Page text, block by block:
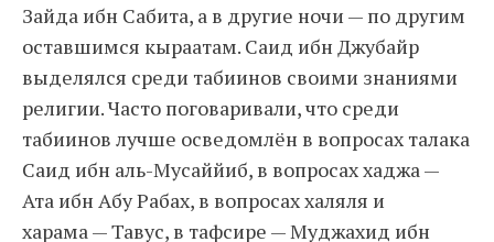
Зайда ибн Сабита, а в другие ночи — по другим
оставшимся кыраатам. Саид ибн Джубайр
выделялся среди табиинов своими знаниями
религии. Часто поговаривали, что среди
табиинов лучше осведомлён в вопросах талака
Саид ибн аль-Мусаййиб, в вопросах хаджа —
Ата ибн Абу Рабах, в вопросах халяля и
харама — Тавус, в тафсире — Муджахид ибн